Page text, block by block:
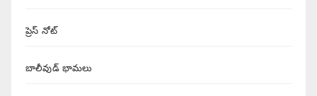
ప్రెస్ నోట్
బాలీవుడ్ భామలు